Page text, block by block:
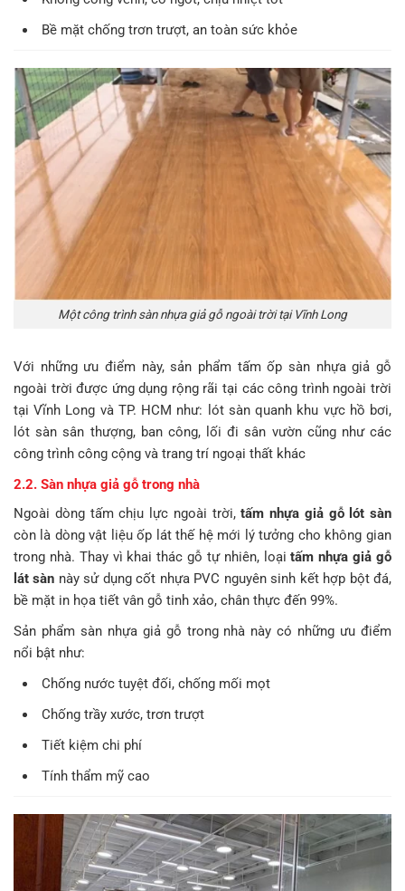
Bề mặt chống trơn trượt, an toàn sức khỏe
Một công trình sàn nhựa giả gỗ ngoài trời tại Vĩnh Long
Với những ưu điểm này, sản phẩm tấm ốp sàn nhựa giả gỗ
ngoài trời được ứng dụng rộng rãi tại các công trình ngoài trời
tại Vĩnh Long và TP. HCM như: lót sàn quanh khu vực hồ bơi,
lót sàn sân thượng, ban công, lối đi sân vườn cũng như các
công trình công cộng và trang trí ngoại thất khác
2.2. Sàn nhựa giả gỗ trong nhà
Ngoài dòng tấm chịu lực ngoài trời,tấm nhựa giả gỗ lót sàn
còn là dòng vật liệu ốp lát thế hệ mới lý tưởng cho không gian
trong nhà. Thay vì khai thác gỗ tự nhiên, loạitấm nhựa giả gỗ
lát sàn này sử dụng cốt nhựa PVC nguyên sinh kết hợp bột đá,
bề mặt in họa tiết vân gỗ tinh xảo, chân thực đến 99%.
Sản phẩm sàn nhựa giả gỗ trong nhà này có những ưu điểm
nổi bật như:
Chống nước tuyệt đối, chống mối mọt
Chống trầy xước, trơn trượt
Tiết kiệm chi phí
Tính thẩm mỹ cao